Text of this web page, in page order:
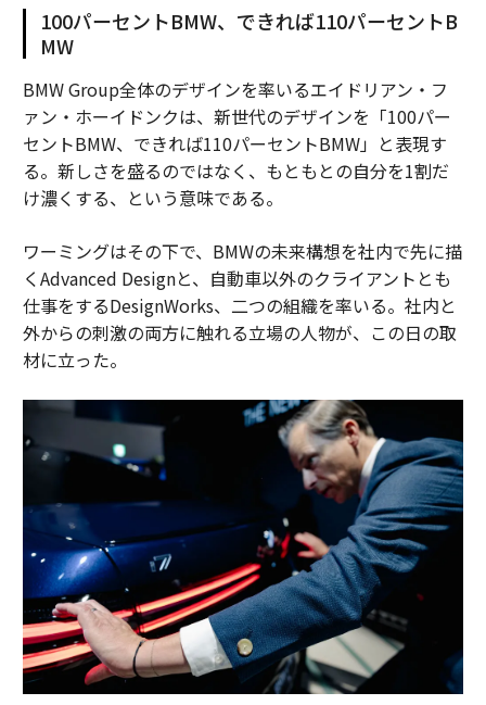
100パーセントBMW、できれば110パーセントB
MW
BMW Group全体のデザインを率いるエイドリアン・フ
ァン・ホーイドンクは、新世代のデザインを「100パー
セントBMW、できれば110パーセントBMW」と表現す
る。新しさを盛るのではなく、もともとの自分を1割だ
け濃くする、という意味である。
ワーミングはその下で、BMWの未来構想を社内で先に描
くAdvanced Designと、自動車以外のクライアントとも
仕事をするDesignWorks、二つの組織を率いる。社内と
外からの刺激の両方に触れる立場の人物が、この日の取
材に立った。